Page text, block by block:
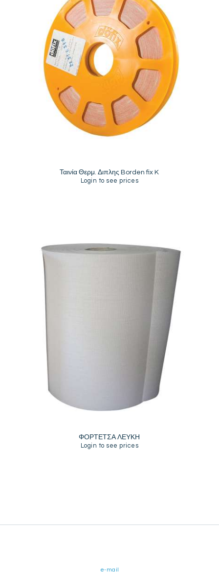
Ταινία Θερμ. Διπλης Borden fix K
Login to see prices
ΦΟΡΤΕΤΣΑ ΛΕΥΚΗ
Login to see prices
e-mail